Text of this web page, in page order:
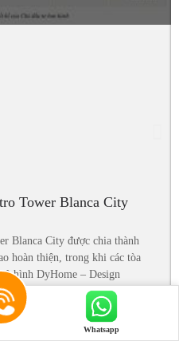
Tower Blanca City
Blanca City được chia thành
hoàn thiện, trong khi các tòa
hình DyHome – Design
gian sáng tạo”), giúp
Whatsapp